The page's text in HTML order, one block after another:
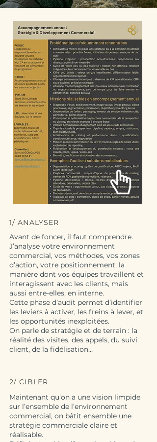
1/ ANALYSER
Avant de foncer, il faut comprendre.
J’analyse votre environnement
commercial, vos méthodes, vos zones
d’action, votre positionnement, la
manière dont vos équipes travaillent et
interagissent avec les clients, mais
aussi entre-elles, en interne.
Cette phase d’audit permet d’identifier
les leviers à activer, les freins à lever, et
les opportunités inexploitées.
On parle de stratégie et de terrain : la
réalité des visites, des appels, du suivi
client, de la fidélisation…
2/ CIBLER
Maintenant qu’on a une vision limpide
sur l’ensemble de l’environnement
commercial, on bâtit ensemble une
stratégie commerciale claire et
réalisable.